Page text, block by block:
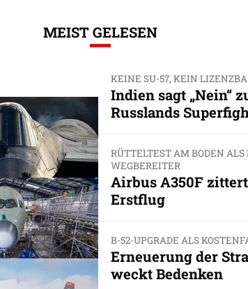
MEIST GELESEN
KEINE SU-57, KEIN
Indien sagt „Nein“
Russlands
RÜTTELTEST AM BODEN ALS
WEGBEREITER
Airbus A350F
Erstflug
B-52-UPGRADE ALS
Erneuerung der
weckt Bedenken